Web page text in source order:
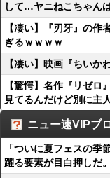
して…ヤニねこちゃん
【凄い】『刃牙』の
ぎるｗｗｗｗ
【凄い】映画『ちいか
【驚愕】名作『リゼロ
見てるんだけど別に主
ニュー速VIPブ
「ついに夏フェスの
躍る要素が目白押しだ